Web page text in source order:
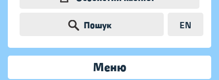
Пошук EN
Меню